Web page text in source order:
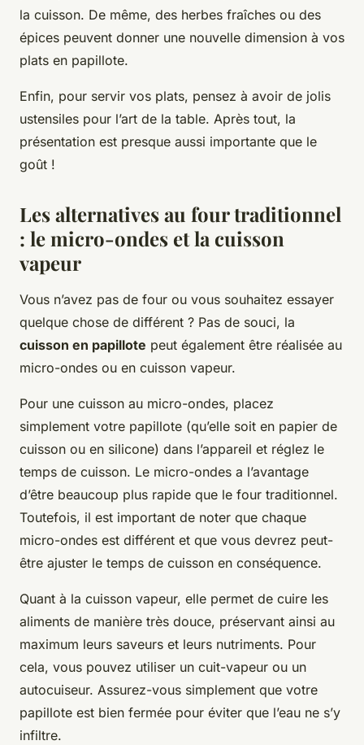
la cuisson. De même, des herbes fraîches ou des
épices peuvent donner une nouvelle dimension à vos
plats en papillote.
Enfin, pour servir vos plats, pensez à avoir de jolis
ustensiles pour l’art de la table. Après tout, la
présentation est presque aussi importante que le
goût !
Les alternatives au four traditionnel
: le micro-ondes et la cuisson
vapeur
Vous n’avez pas de four ou vous souhaitez essayer
quelque chose de différent ? Pas de souci, la
cuisson en papillote peut également être réalisée au
micro-ondes ou en cuisson vapeur.
Pour une cuisson au micro-ondes, placez
simplement votre papillote (qu’elle soit en papier de
cuisson ou en silicone) dans l’appareil et réglez le
temps de cuisson. Le micro-ondes a l’avantage
d’être beaucoup plus rapide que le four traditionnel.
Toutefois, il est important de noter que chaque
micro-ondes est différent et que vous devrez peut-
être ajuster le temps de cuisson en conséquence.
Quant à la cuisson vapeur, elle permet de cuire les
aliments de manière très douce, préservant ainsi au
maximum leurs saveurs et leurs nutriments. Pour
cela, vous pouvez utiliser un cuit-vapeur ou un
autocuiseur. Assurez-vous simplement que votre
papillote est bien fermée pour éviter que l’eau ne s’y
infiltre.